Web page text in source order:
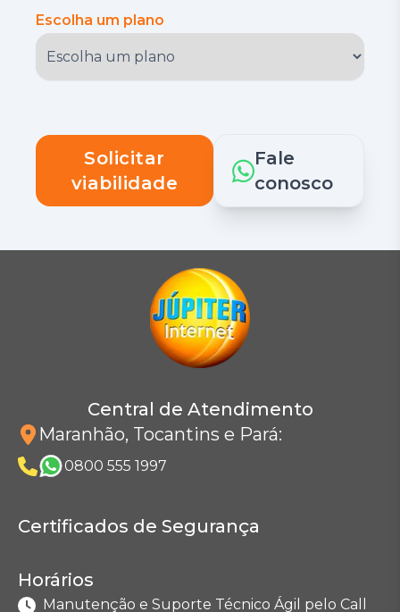
Escolha um plano
Solicitar
viabilidade
Fale
conosco
Central de Atendimento
Maranhão, Tocantins e Pará:
0800 555 1997
Certificados de Segurança
Horários
Manutenção e Suporte Técnico Ágil pelo Call